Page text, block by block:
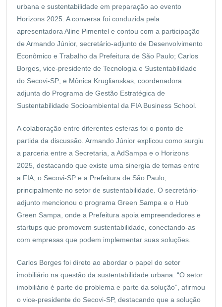
urbana e sustentabilidade em preparação ao evento
Horizons 2025. A conversa foi conduzida pela
apresentadora Aline Pimentel e contou com a participação
de Armando Júnior, secretário-adjunto de Desenvolvimento
Econômico e Trabalho da Prefeitura de São Paulo; Carlos
Borges, vice-presidente de Tecnologia e Sustentabilidade
do Secovi-SP; e Mônica Kruglianskas, coordenadora
adjunta do Programa de Gestão Estratégica de
Sustentabilidade Socioambiental da FIA Business School.
A colaboração entre diferentes esferas foi o ponto de
partida da discussão. Armando Júnior explicou como surgiu
a parceria entre a Secretaria, a AdSampa e o Horizons
2025, destacando que existe uma sinergia de temas entre
a FIA, o Secovi-SP e a Prefeitura de São Paulo,
principalmente no setor de sustentabilidade. O secretário-
adjunto mencionou o programa Green Sampa e o Hub
Green Sampa, onde a Prefeitura apoia empreendedores e
startups que promovem sustentabilidade, conectando-as
com empresas que podem implementar suas soluções.
Carlos Borges foi direto ao abordar o papel do setor
imobiliário na questão da sustentabilidade urbana. “O setor
imobiliário é parte do problema e parte da solução”, afirmou
o vice-presidente do Secovi-SP, destacando que a solução